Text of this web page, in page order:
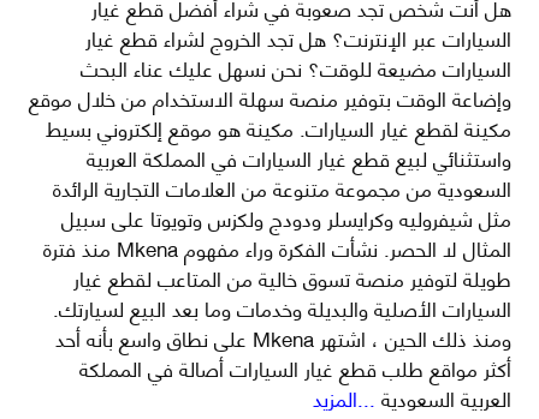
السيارات عبر الإنترنت؟ هل تجد الخروج لشراء قطع غيار
السيارات مضيعة للوقت؟ نحن نسهل عليك عناء البحث
وإضاعة الوقت بتوفير منصة سهلة الاستخدام من خلال موقع
مكينة لقطع غيار السيارات. مكينة هو موقع إلكتروني بسيط
واستثنائي لبيع قطع غيار السيارات في المملكة العربية
السعودية من مجموعة متنوعة من العلامات التجارية الرائدة
مثل شيفروليه وكرايسلر ودودج ولكزس وتويوتا على سبيل
المثال لا الحصر. نشأت الفكرة وراء مفهوم Mkena منذ فترة
طويلة لتوفير منصة تسوق خالية من المتاعب لقطع غيار
السيارات الأصلية والبديلة وخدمات وما بعد البيع لسيارتك.
ومنذ ذلك الحين ، اشتهر Mkena على نطاق واسع بأنه أحد
أكثر مواقع طلب قطع غيار السيارات أصالة في المملكة
العربية السعودية...المزيد